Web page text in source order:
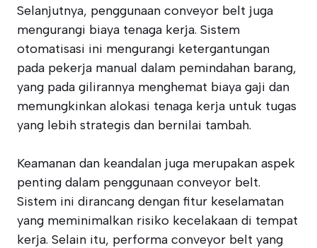
Selanjutnya, penggunaan conveyor belt juga
mengurangi biaya tenaga kerja. Sistem
otomatisasi ini mengurangi ketergantungan
pada pekerja manual dalam pemindahan barang,
yang pada gilirannya menghemat biaya gaji dan
memungkinkan alokasi tenaga kerja untuk tugas
yang lebih strategis dan bernilai tambah.
Keamanan dan keandalan juga merupakan aspek
penting dalam penggunaan conveyor belt.
Sistem ini dirancang dengan fitur keselamatan
yang meminimalkan risiko kecelakaan di tempat
kerja. Selain itu, performa conveyor belt yang